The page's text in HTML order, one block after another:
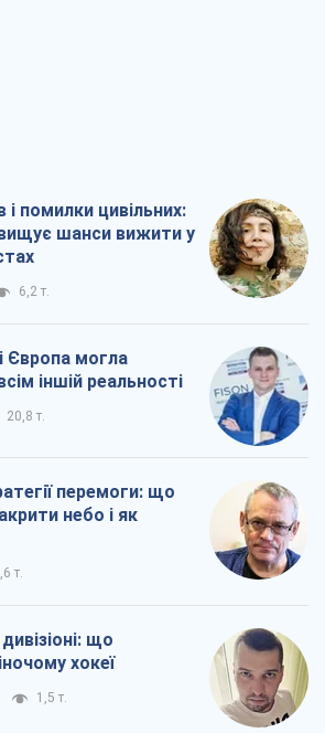
помилки цивільних:
шанси вижити у
6,2 т.
Європа могла
іншій реальності
20,8 т.
перемоги: що
небо і як
т.
що
хокеї
1,5 т.